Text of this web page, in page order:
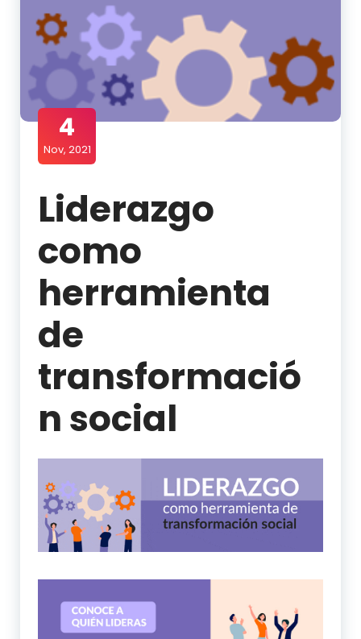
4
Nov, 2021
Liderazgo
como
herramienta
de
transformació
n social